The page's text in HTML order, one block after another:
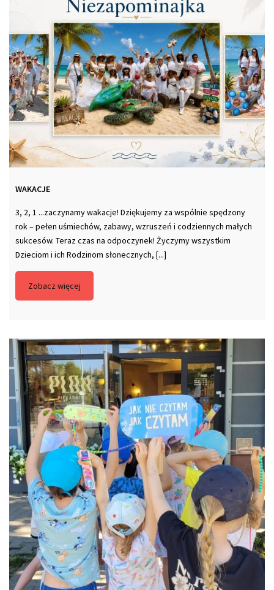
WAKACJE
3, 2, 1 ...zaczynamy wakacje! Dziękujemy za wspólnie spędzony
rok – pełen uśmiechów, zabawy, wzruszeń i codziennych małych
sukcesów. Teraz czas na odpoczynek! Życzymy wszystkim
Dzieciom i ich Rodzinom słonecznych, [...]
Zobacz więcej